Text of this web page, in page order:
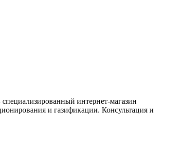
интернет-магазин
и газификации. Консультация и